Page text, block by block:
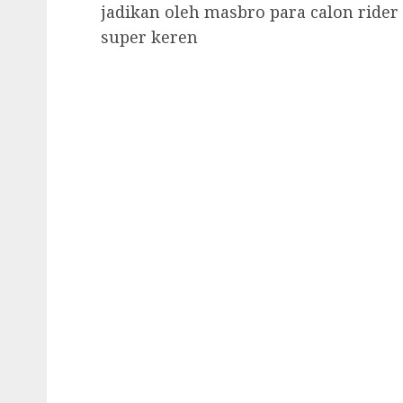
jadikan oleh masbro para calon
super keren